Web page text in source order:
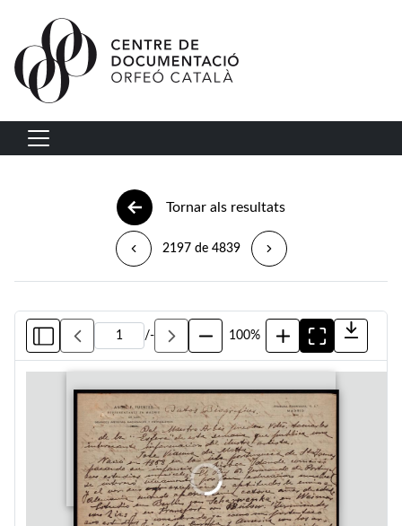
Vés al contingut
Navegació principal
Tornar als resultats
2197 de 4839
/- 100%